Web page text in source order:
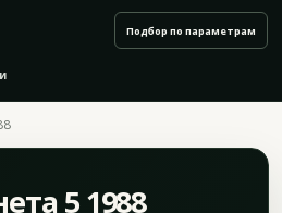
Подбор по параметрам
5 1988